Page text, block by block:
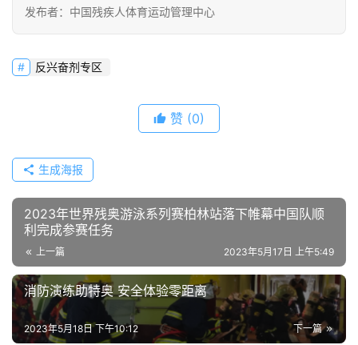
发布者：中国残疾人体育运动管理中心
反兴奋剂专区
赞 (0)
生成海报
2023年世界残奥游泳系列赛柏林站落下帷幕中国队顺
利完成参赛任务
上一篇 2023年5月17日 上午5:49
消防演练助特奥 安全体验零距离
下一篇
2023年5月18日 下午10:12